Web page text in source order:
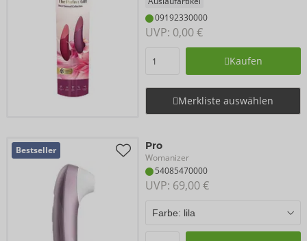
09192330000
UVP: 0,00 €
Kaufen
Merkliste auswählen
Bestseller Pro
Womanizer
54085470000
UVP: 69,00 €